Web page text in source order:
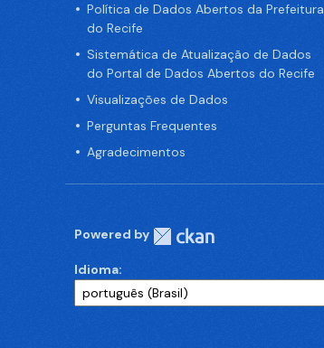
Política de Dados Abertos da Prefeitura
do Recife
Sistemática de Atualização de Dados
do Portal de Dados Abertos do Recife
Visualizações de Dados
Perguntas Frequentes
Agradecimentos
Powered by
Idioma